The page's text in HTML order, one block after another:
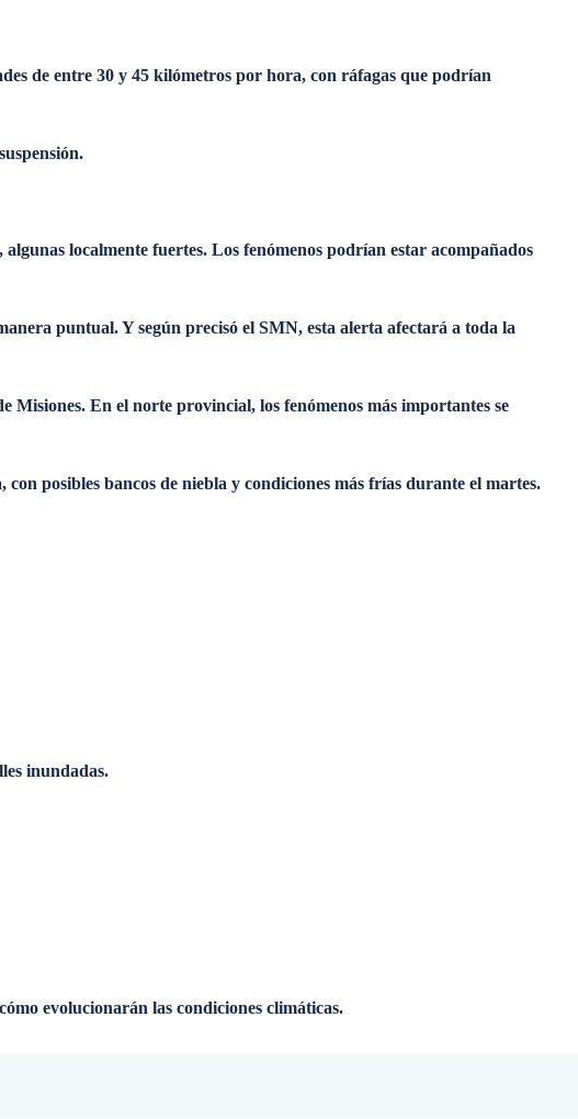
de entre 30 y 45 kilómetros por hora, con ráfagas que podrían
localmente fuertes. Los fenómenos podrían estar acompañados
puntual. Y según precisó el SMN, esta alerta afectará a toda la
En el norte provincial, los fenómenos más importantes se
posibles bancos de niebla y condiciones más frías durante el martes.
inundadas.
evolucionarán las condiciones climáticas.